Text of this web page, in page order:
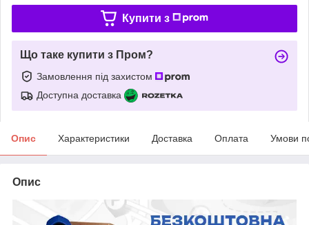
Купити з
Що таке купити з Пром?
Замовлення під захистом
Доступна доставка
Опис Характеристики Доставка Оплата Умови
Опис